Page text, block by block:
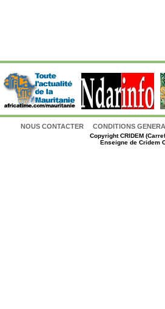
NOUS CONTACTER CONDITIONS
CopyrightCRIDEM
Enseigne de Cridem